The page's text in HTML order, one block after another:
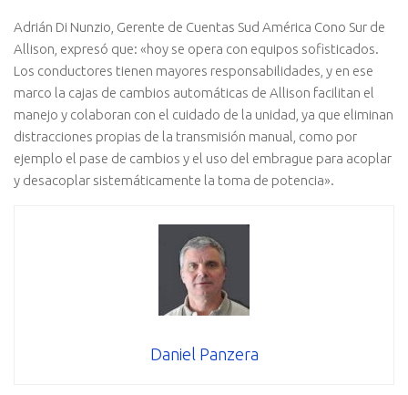
Adrián Di Nunzio, Gerente de Cuentas Sud América Cono Sur de
Allison, expresó que: «hoy se opera con equipos sofisticados.
Los conductores tienen mayores responsabilidades, y en ese
marco la cajas de cambios automáticas de Allison facilitan el
manejo y colaboran con el cuidado de la unidad, ya que eliminan
distracciones propias de la transmisión manual, como por
ejemplo el pase de cambios y el uso del embrague para acoplar
y desacoplar sistemáticamente la toma de potencia».
Daniel Panzera